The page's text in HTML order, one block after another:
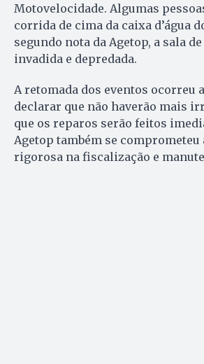
Motovelocidade. Algumas
corrida de cima da caixa d’água
segundo nota da Agetop, a sala
invadida e depredada.
A retomada dos eventos ocorreu
declarar que não haverão mais
que os reparos serão feitos
Agetop também se comprometeu
rigorosa na fiscalização e